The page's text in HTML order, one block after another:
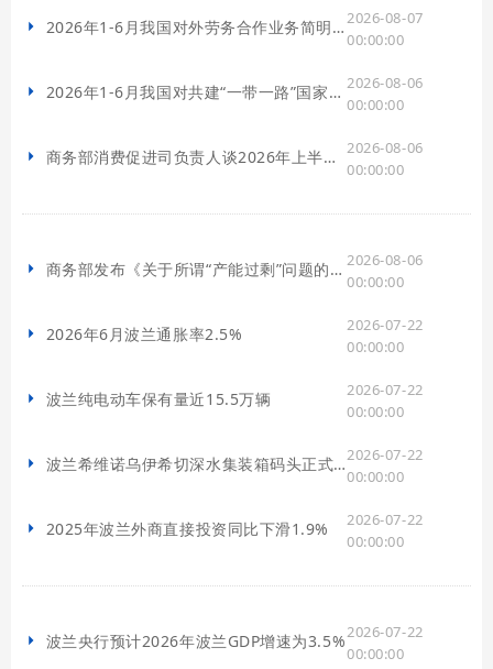
2026年1-6月我国对外劳务合作业务简明统计
2026-08-07
00:00:00
2026年1-6月我国对共建“一带一路”国家投资合作情况
2026-08-06
00:00:00
商务部消费促进司负责人谈2026年上半年我国消费市场情况
2026-08-06
00:00:00
商务部发布《关于所谓“产能过剩”问题的中方立场》文件
2026-08-06
00:00:00
2026年6月波兰通胀率2.5%
2026-07-22
00:00:00
波兰纯电动车保有量近15.5万辆
2026-07-22
00:00:00
波兰希维诺乌伊希切深水集装箱码头正式开工建设
2026-07-22
00:00:00
2025年波兰外商直接投资同比下滑1.9%
2026-07-22
00:00:00
波兰央行预计2026年波兰GDP增速为3.5%2026-07-22
00:00:00